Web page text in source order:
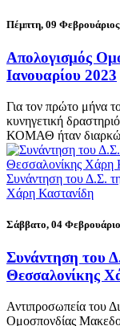
Πέμπτη, 09
Απολογισμός
Ιανουαρίου 2023
Για τον πρώτο μήνα
κυνηγετική
ΚΟΜΑΘ ήταν διαρκώς
Συνάντηση του Δ.Σ.
Χάρη Καστανίδη
Σάββατο, 04
Συνάντηση του
Θεσσαλονίκης
Αντιπροσωπεία του
Ομοσπονδίας